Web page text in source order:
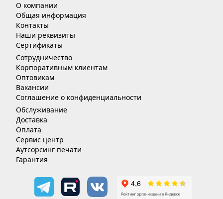
О компании
Общая информация
Контакты
Наши реквизиты
Сертификаты
Сотрудничество
Корпоративным клиентам
Оптовикам
Вакансии
Соглашение о конфиденциальности
Обслуживание
Доставка
Оплата
Сервис центр
Аутсорсинг печати
Гарантия